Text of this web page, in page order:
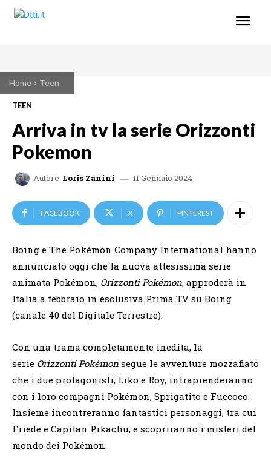
Home Teen
TEEN
Arriva in tv la serie Orizzonti
Pokemon
Autore Loris Zanini 11 Gennaio 2024
FACEBOOK X PINTEREST
Boing e The Pokémon Company International hanno
annunciato oggi che la nuova attesissima serie
animata Pokémon, Orizzonti Pokémon, approderà in
Italia a febbraio in esclusiva Prima TV su Boing
(canale 40 del Digitale Terrestre).
Con una trama completamente inedita, la
serie Orizzonti Pokémon segue le avventure mozzafiato
che i due protagonisti, Liko e Roy, intraprenderanno
con i loro compagni Pokémon, Sprigatito e Fuecoco.
Insieme incontreranno fantastici personaggi, tra cui
Friede e Capitan Pikachu, e scopriranno i misteri del
mondo dei Pokémon.